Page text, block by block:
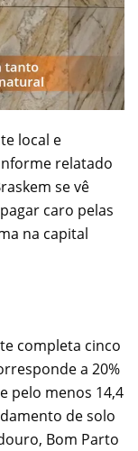
local e
relatado
se vê
caro pelas
na capital
completa cinco
a 20%
pelo menos 14,4
de solo
Bom Parto